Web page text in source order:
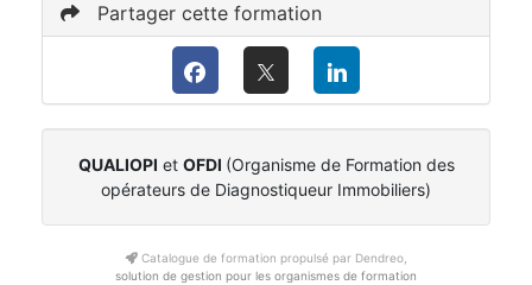
Partager cette formation
QUALIOPI et OFDI (Organisme de Formation des
opérateurs de Diagnostiqueur Immobiliers)
Catalogue de formation propulsé par Dendreo,
solution de gestion pour les organismes de formation